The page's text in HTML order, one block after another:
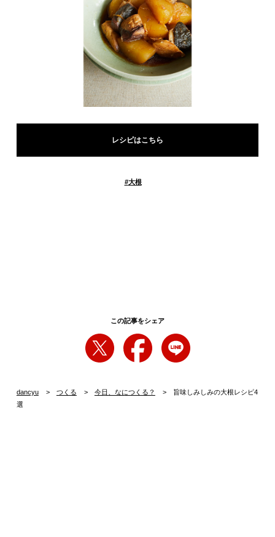
レシピはこちら
#大根
この記事をシェア
dancyu つくる 今日、なにつくる？
旨味しみしみの大根レシピ4
選